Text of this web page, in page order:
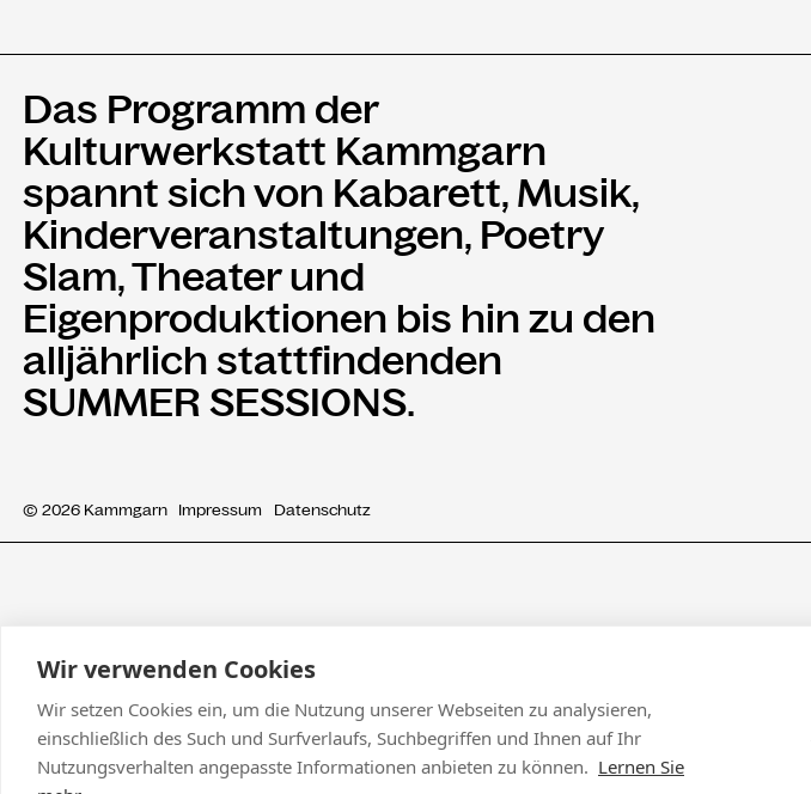
Das Programm der
Kulturwerkstatt Kammgarn
spannt sich von Kabarett, Musik,
Kinderveranstaltungen, Poetry
Slam, Theater und
Eigenproduktionen bis hin zu den
alljährlich stattfindenden
SUMMER SESSIONS.
© 2026 Kammgarn Impressum Datenschutz
Wir verwenden Cookies
Wir setzen Cookies ein, um die Nutzung unserer Webseiten zu analysieren,
einschließlich des Such und Surfverlaufs, Suchbegriffen und Ihnen auf Ihr
Nutzungsverhalten angepasste Informationen anbieten zu können. Lernen Sie